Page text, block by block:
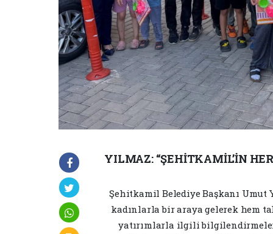
YILMAZ: “ŞEHİTKAMİL’İN
Şehitkamil Belediye Başkanı Umut
kadınlarla bir araya gelerek hem
yatırımlarla ilgili